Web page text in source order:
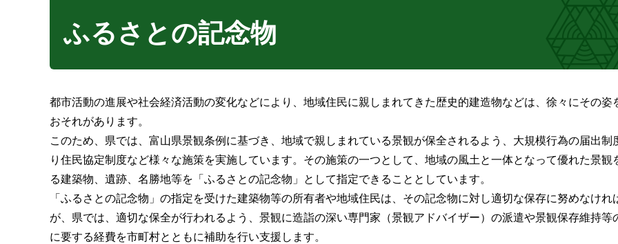
ふるさとの記念物
都市活動の進展や社会経済活動の変化などにより、地域住民に親しまれてきた歴史的建造物などは、徐々にその姿
おそれがあります。
このため、県では、富山県景観条例に基づき、地域で親しまれている景観が保全されるよう、大規模行為の届出制
り住民協定制度など様々な施策を実施しています。その施策の一つとして、地域の風土と一体となって優れた景観
る建築物、遺跡、名勝地等を「ふるさとの記念物」として指定できることとしています。
「ふるさとの記念物」の指定を受けた建築物等の所有者や地域住民は、その記念物に対し適切な保存に努めなけれ
が、県では、適切な保全が行われるよう、景観に造詣の深い専門家（景観アドバイザー）の派遣や景観保存維持等
に要する経費を市町村とともに補助を行い支援します。